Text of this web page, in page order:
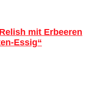
mit Erbeeren
Essig“